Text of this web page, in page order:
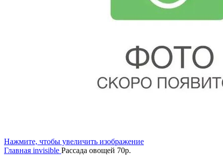
Нажмите, чтобы увеличить изображение
Главная invisible Рассада овощей 70р.